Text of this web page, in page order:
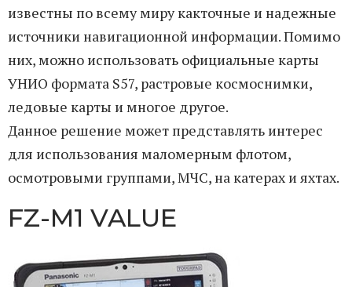
известны по всему миру какточные и надежные
источники навигационной информации. Помимо
них, можно использовать официальные карты
УНИО формата S57, растровые космоснимки,
ледовые карты и многое другое.
Данное решение может представлять интерес
для использования маломерным флотом,
осмотровыми группами, МЧС, на катерах и яхтах.
FZ-M1 VALUE